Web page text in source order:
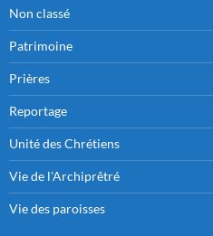
Non classé
Patrimoine
Prières
Reportage
Unité des Chrétiens
Vie de l'Archiprêtré
Vie des paroisses